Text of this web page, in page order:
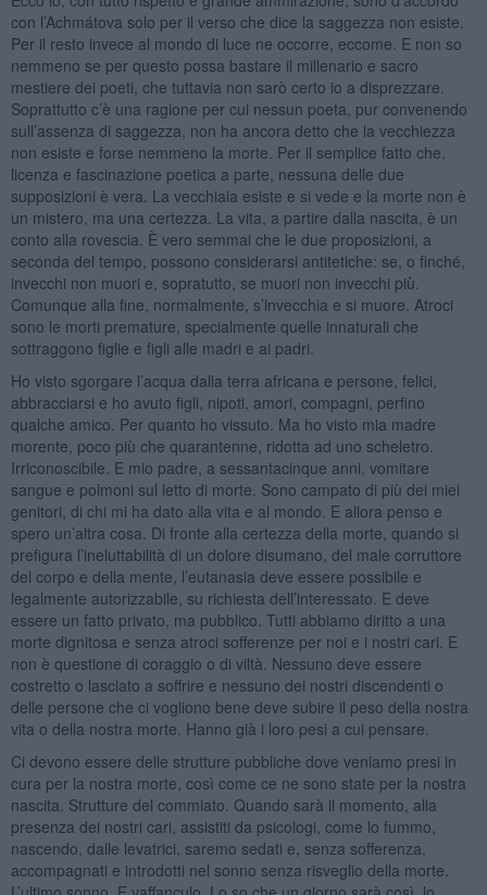
con l’Achmátova solo per il verso che dice la saggezza non esiste.
Per il resto invece al mondo di luce ne occorre, eccome. E non so
nemmeno se per questo possa bastare il millenario e sacro
mestiere dei poeti, che tuttavia non sarò certo io a disprezzare.
Soprattutto c’è una ragione per cui nessun poeta, pur convenendo
sull’assenza di saggezza, non ha ancora detto che la vecchiezza
non esiste e forse nemmeno la morte. Per il semplice fatto che,
licenza e fascinazione poetica a parte, nessuna delle due
supposizioni è vera. La vecchiaia esiste e si vede e la morte non è
un mistero, ma una certezza. La vita, a partire dalla nascita, è un
conto alla rovescia. È vero semmai che le due proposizioni, a
seconda del tempo, possono considerarsi antitetiche: se, o finché,
invecchi non muori e, sopratutto, se muori non invecchi più.
Comunque alla fine, normalmente, s’invecchia e si muore. Atroci
sono le morti premature, specialmente quelle innaturali che
sottraggono figlie e figli alle madri e ai padri.
Ho visto sgorgare l’acqua dalla terra africana e persone, felici,
abbracciarsi e ho avuto figli, nipoti, amori, compagni, perfino
qualche amico. Per quanto ho vissuto. Ma ho visto mia madre
morente, poco più che quarantenne, ridotta ad uno scheletro.
Irriconoscibile. E mio padre, a sessantacinque anni, vomitare
sangue e polmoni sul letto di morte. Sono campato di più dei miei
genitori, di chi mi ha dato alla vita e al mondo. E allora penso e
spero un’altra cosa. Di fronte alla certezza della morte, quando si
prefigura l’ineluttabilità di un dolore disumano, del male corruttore
del corpo e della mente, l’eutanasia deve essere possibile e
legalmente autorizzabile, su richiesta dell’interessato. E deve
essere un fatto privato, ma pubblico. Tutti abbiamo diritto a una
morte dignitosa e senza atroci sofferenze per noi e i nostri cari. E
non è questione di coraggio o di viltà. Nessuno deve essere
costretto o lasciato a soffrire e nessuno dei nostri discendenti o
delle persone che ci vogliono bene deve subire il peso della nostra
vita o della nostra morte. Hanno già i loro pesi a cui pensare.
Ci devono essere delle strutture pubbliche dove veniamo presi in
cura per la nostra morte, così come ce ne sono state per la nostra
nascita. Strutture del commiato. Quando sarà il momento, alla
presenza dei nostri cari, assistiti da psicologi, come lo fummo,
nascendo, dalle levatrici, saremo sedati e, senza sofferenza,
accompagnati e introdotti nel sonno senza risveglio della morte.